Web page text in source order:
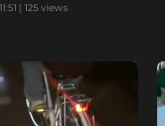
| 125views